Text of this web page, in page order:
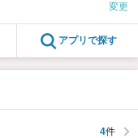
変更
アプリで探す
4件